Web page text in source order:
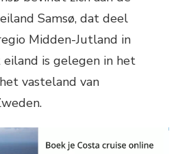
Samsø, dat deel
Midden-Jutland in
eiland is gelegen in het
vasteland van